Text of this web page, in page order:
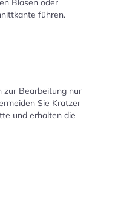
Blasen oder
führen.
zur Bearbeitung nur
Sie Kratzer
und erhalten die